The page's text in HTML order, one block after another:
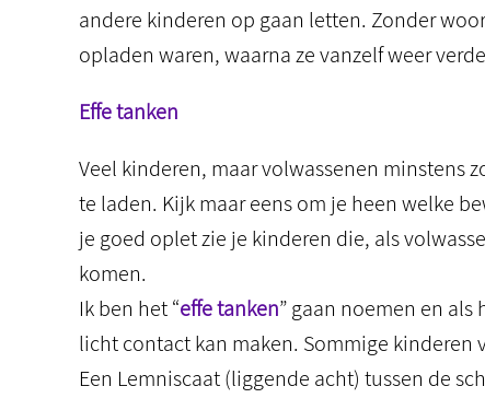
andere kinderen op gaan letten. Zonder
opladen waren, waarna ze vanzelf weer
Effe tanken
Veel kinderen, maar volwassenen minstens
te laden. Kijk maar eens om je heen welke
je goed oplet zie je kinderen die, als
komen.
Ik ben het “effe tanken” gaan noemen en
licht contact kan maken. Sommige
Een Lemniscaat (liggende acht) tussen de